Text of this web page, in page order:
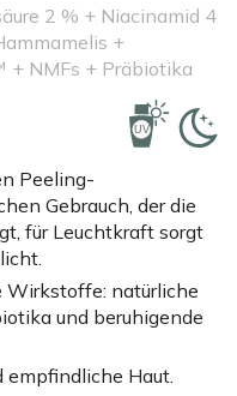
2 % + Niacinamid 4
+
NMFs + Präbiotika
Peeling-
Gebrauch, der die
für Leuchtkraft sorgt
Wirkstoffe: natürliche
und beruhigende
Haut.